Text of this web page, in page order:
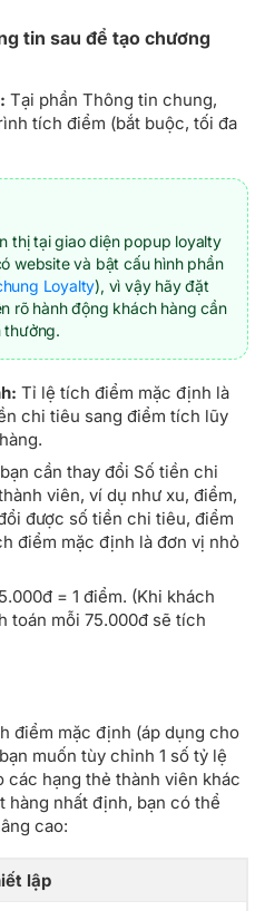
tin sau để tạo chương
Tại phần Thông tin chung,
tích điểm (bắt buộc, tối đa
thị tại giao diện popup loyalty
website và bật cấu hình phần
Loyalty), vì vậy hãy đặt
rõ hành động khách hàng cần
thưởng.
Tỉ lệ tích điểm mặc định là
chi tiêu sang điểm tích lũy
cần thay đổi Số tiền chi
viên, ví dụ như xu, điểm,
được số tiền chi tiêu, điểm
điểm mặc định là đơn vị nhỏ
= 1 điểm. (Khi khách
toán mỗi 75.000đ sẽ tích
điểm mặc định (áp dụng cho
muốn tùy chỉnh 1 số tỷ lệ
hạng thẻ thành viên khác
hàng nhất định, bạn có thể
cao:
lập